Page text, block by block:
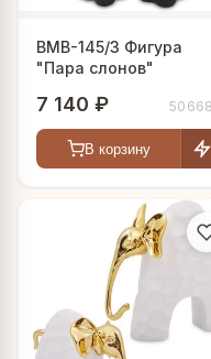
BMB-145/3 Фигура
"Пара слонов"
7 140 ₽
В корзину